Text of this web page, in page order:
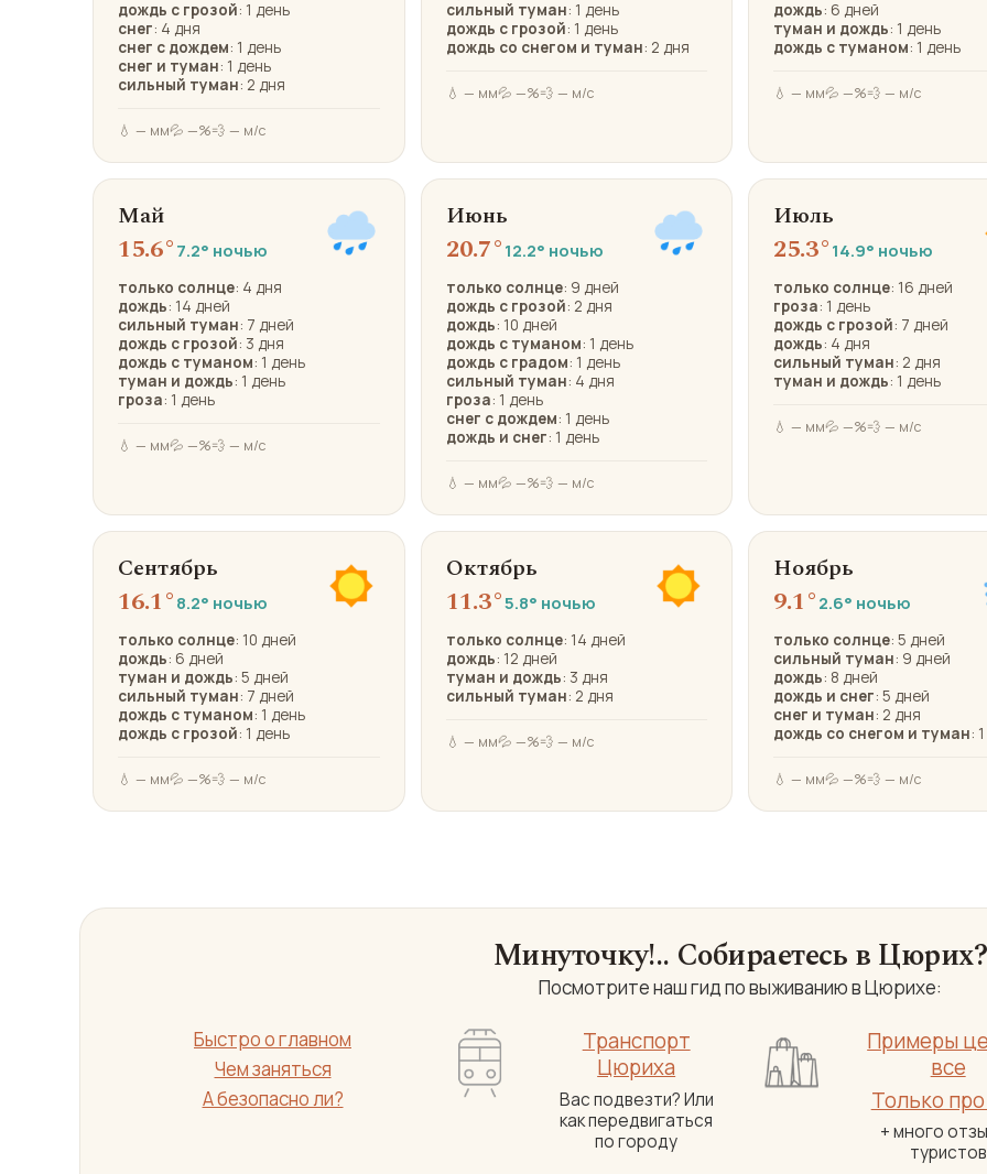
снег: 4 дня
снег с дождем
: 1 день
снег и туман: 1 день
сильный туман: 2 дня
💧 — мм 💦 —% 💨 — м/с
дождь с грозой: 1 день
дождь со снегом и туман
: 2 дня
💧 — мм 💦 —% 💨 — м/с
туман и дождь
: 1 день
дождь с туманом: 1 день
💧 — мм 💦 —% 💨 — м/с
Май
15.6°7.2° ночью
: 4 дня
дождь: 14 дней
сильный туман
: 7 дней
дождь с грозой: 3 дня
дождь с туманом : 1 день
туман и дождь: 1 день
гроза: 1 день
💧 — мм 💦 —% 💨 — м/с
Июнь
20.7°12.2° ночью
: 9 дней
дождь с грозой: 2 дня
дождь : 10 дней
дождь с туманом
: 1 день
дождь с градом: 1 день
сильный туман: 4 дня
гроза: 1 день
снег с дождем
: 1 день
дождь и снег: 1 день
💧 — мм 💦 —% 💨 — м/с
Июль
25.3°14.9° ночью
: 16 дней
гроза: 1 день
дождь с грозой : 7 дней
дождь : 4 дня
сильный туман
: 2 дня
туман и дождь: 1 день
💧 — мм 💦 —% 💨 — м/с
Сентябрь
16.1°8.2° ночью
: 10 дней
дождь: 6 дней
туман и дождь
: 5 дней
сильный туман : 7 дней
дождь с туманом : 1 день
дождь с грозой: 1 день
💧 — мм 💦 —% 💨 — м/с
Октябрь
11.3°5.8° ночью
: 14 дней
дождь: 12 дней
туман и дождь
: 3 дня
сильный туман : 2 дня
💧 — мм 💦 —% 💨 — м/с
Ноябрь
9.1°2.6° ночью
: 5 дней
сильный туман : 9 дней
дождь: 8 дней
дождь и снег: 5 дней
снег и туман : 2 дня
дождь со снегом и туман
:
💧 — мм 💦 —% 💨 — м/с
Минуточку!.. Собираетесь в Цюрих?
Посмотрите наш гид по выживанию в Цюрихе:
Быстро о главном
Чем заняться
А безопасно ли?
Транспорт
Цюриха
Вас подвезти? Или
как передвигаться
по городу
Примеры
все
Только
+ много
туристов